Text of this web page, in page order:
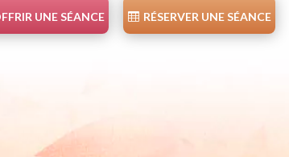
UNE SÉANCE RÉSERVER UNE SÉANCE